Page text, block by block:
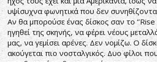
υψίσυχνα φωνητικά που δεν
Αν θα μπορούσε ένας δίσκος σαν το
ηγηθεί της σκηνής, να φέρει νέους
μας, να γεμίσει αρένες. Δεν νομίζω. Ο
ακούγεται πιο νοσταλγικός. Δυο φίλοι